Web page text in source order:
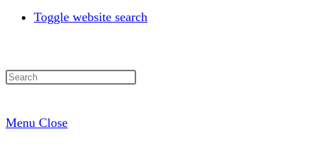
Toggle website search
Menu Close